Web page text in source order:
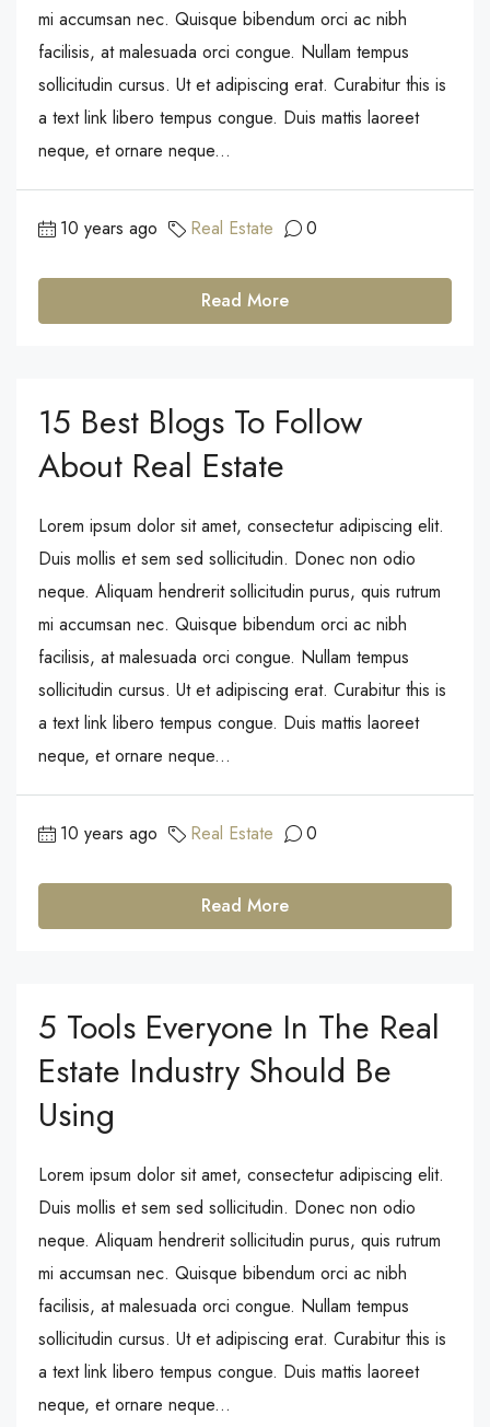
mi accumsan nec. Quisque bibendum orci ac nibh
facilisis, at malesuada orci congue. Nullam tempus
sollicitudin cursus. Ut et adipiscing erat. Curabitur this is
a text link libero tempus congue. Duis mattis laoreet
neque, et ornare neque...
10 years ago Real Estate 0
Read More
15 Best Blogs To Follow
About Real Estate
Lorem ipsum dolor sit amet, consectetur adipiscing elit.
Duis mollis et sem sed sollicitudin. Donec non odio
neque. Aliquam hendrerit sollicitudin purus, quis rutrum
mi accumsan nec. Quisque bibendum orci ac nibh
facilisis, at malesuada orci congue. Nullam tempus
sollicitudin cursus. Ut et adipiscing erat. Curabitur this is
a text link libero tempus congue. Duis mattis laoreet
neque, et ornare neque...
10 years ago Real Estate 0
Read More
5 Tools Everyone In The Real
Estate Industry Should Be
Using
Lorem ipsum dolor sit amet, consectetur adipiscing elit.
Duis mollis et sem sed sollicitudin. Donec non odio
neque. Aliquam hendrerit sollicitudin purus, quis rutrum
mi accumsan nec. Quisque bibendum orci ac nibh
facilisis, at malesuada orci congue. Nullam tempus
sollicitudin cursus. Ut et adipiscing erat. Curabitur this is
a text link libero tempus congue. Duis mattis laoreet
neque, et ornare neque...